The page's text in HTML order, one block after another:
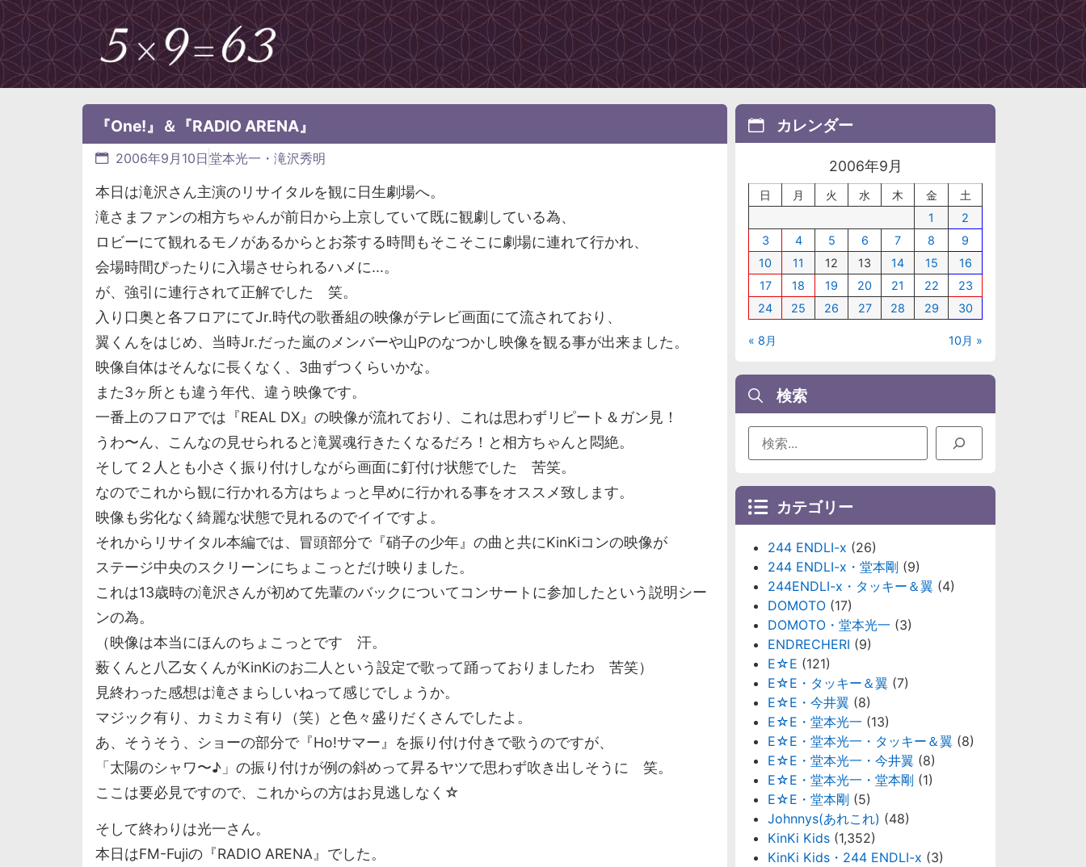
『One!』＆『RADIO ARENA』
2006年9月10日堂本光一・滝沢秀明
本日は滝沢さん主演のリサイタルを観に日生劇場へ。
滝さまファンの相方ちゃんが前日から上京していて既に観劇している為、
ロビーにて観れるモノがあるからとお茶する時間もそこそこに劇場に連れて行かれ、
会場時間ぴったりに入場させられるハメに...。
が、強引に連行されて正解でした 笑。
入り口奥と各フロアにてJr.時代の歌番組の映像がテレビ画面にて流されており、
翼くんをはじめ、当時Jr.だった嵐のメンバーや山Pのなつかし映像を観る事が出来ました。
映像自体はそんなに長くなく、3曲ずつくらいかな。
また3ヶ所とも違う年代、違う映像です。
一番上のフロアでは『REAL DX』の映像が流れており、これは思わずリピート＆ガン見！
うわ〜ん、こんなの見せられると滝翼魂行きたくなるだろ！と相方ちゃんと悶絶。
そして２人とも小さく振り付けしながら画面に釘付け状態でした 苦笑。
なのでこれから観に行かれる方はちょっと早めに行かれる事をオススメ致します。
映像も劣化なく綺麗な状態で見れるのでイイですよ。
それからリサイタル本編では、冒頭部分で『硝子の少年』の曲と共にKinKiコンの映像が
ステージ中央のスクリーンにちょこっとだけ映りました。
これは13歳時の滝沢さんが初めて先輩のバックについてコンサートに参加したという説明シー
ンの為。
（映像は本当にほんのちょこっとです 汗。
薮くんと八乙女くんがKinKiのお二人という設定で歌って踊っておりましたわ 苦笑）
見終わった感想は滝さまらしいねって感じでしょうか。
マジック有り、カミカミ有り（笑）と色々盛りだくさんでしたよ。
あ、そうそう、ショーの部分で『Ho!サマー』を振り付け付きで歌うのですが、
「太陽のシャワ〜♪」の振り付けが例の斜めって昇るヤツで思わず吹き出しそうに 笑。
ここは要必見ですので、これからの方はお見逃しなく☆
そして終わりは光一さん。
本日はFM-Fujiの『RADIO ARENA』でした。
カレンダー
2006年9月
日 月 火 水 木 金
土
1
2
3
4 5 6 7 8
9
10
11 12 13 14 15
16
17
18 19 20 21 22
23
24
25 26 27 28 29 30
« 8月 10月 »
検索
カテゴリー
244 ENDLI-x (26)
244 ENDLI-x・堂本剛 (9)
244ENDLI-x・タッキー＆翼 (4)
DOMOTO (17)
DOMOTO・堂本光一 (3)
ENDRECHERI (9)
E☆E (121)
E☆E・タッキー＆翼 (7)
E☆E・今井翼 (8)
E☆E・堂本光一 (13)
E☆E・堂本光一・タッキー＆翼 (8)
E☆E・堂本光一・今井翼 (8)
E☆E・堂本光一・堂本剛 (1)
E☆E・堂本剛 (5)
Johnnys(あれこれ) (48)
KinKi Kids (1,352)
KinKi Kids・244 ENDLI-x (3)